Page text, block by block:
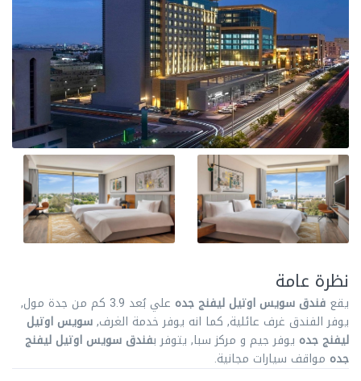
نظرة عامة
يقع فندق سويس اوتيل ليفنج جده
علي بُعد 3.9 كم من جدة مول,
يوفر الفندق غرف عائلية, كما انه يوفر خدمة الغرف,سويس اوتيل
ليفنج جده يوفر جيم و مركز سبا, يتوفر بفندق سويس اوتيل ليفنج
جده مواقف سيارات مجانية.